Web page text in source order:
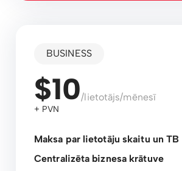
BUSINESS
$10/lietotājs/mēnesī
+ PVN
Maksa par lietotāju skaitu un TB
Centralizēta biznesa krātuve